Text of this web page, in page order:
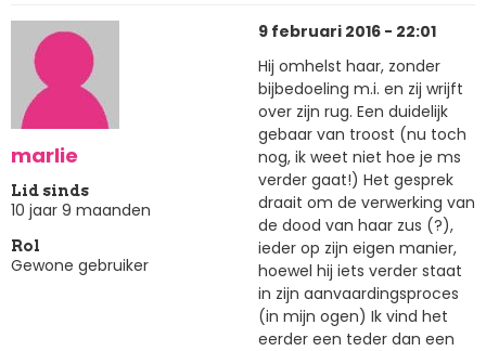
marlie
Lid sinds
10 jaar 9 maanden
Rol
Gewone gebruiker
9 februari 2016 - 22:01
Hij omhelst haar, zonder
bijbedoeling m.i. en zij wrijft
over zijn rug. Een duidelijk
gebaar van troost (nu toch
nog, ik weet niet hoe je ms
verder gaat!) Het gesprek
draait om de verwerking van
de dood van haar zus (?),
ieder op zijn eigen manier,
hoewel hij iets verder staat
in zijn aanvaardingsproces
(in mijn ogen) Ik vind het
eerder een teder dan een